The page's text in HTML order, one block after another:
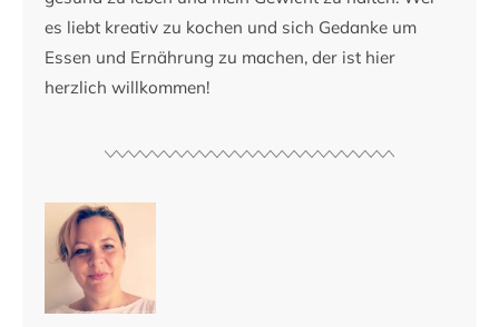
es liebt kreativ zu kochen und sich Gedanke um
Essen und Ernährung zu machen, der ist hier
herzlich willkommen!